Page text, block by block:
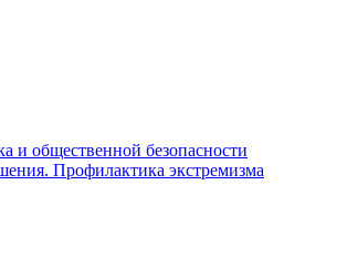
и общественной безопасности
Профилактика экстремизма